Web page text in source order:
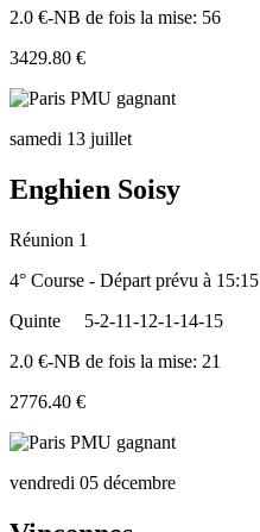
2.0 €-NB de fois la mise: 56
3429.80 €
samedi 13 juillet
Enghien Soisy
Réunion 1
4° Course - Départ prévu à 15:15
Quinte
5-2-11-12-1-14-15
2.0 €-NB de fois la mise: 21
2776.40 €
vendredi 05 décembre